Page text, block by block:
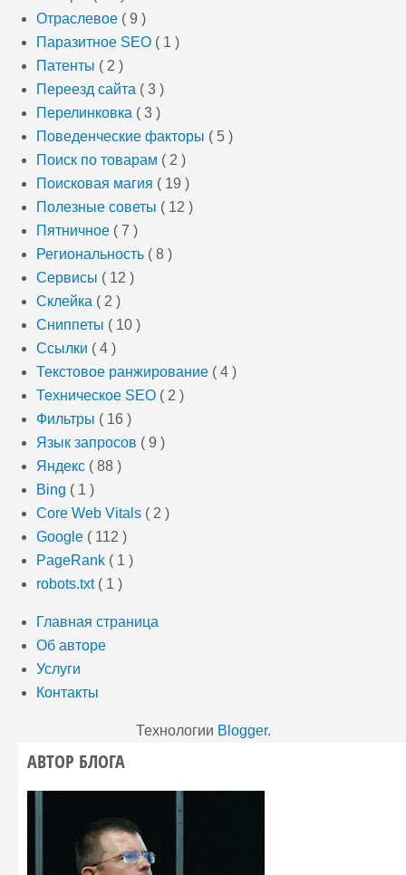
Отраслевое ( 9 )
Паразитное SEO ( 1 )
Патенты ( 2 )
Переезд сайта ( 3 )
Перелинковка ( 3 )
Поведенческие факторы ( 5 )
Поиск по товарам ( 2 )
Поисковая магия ( 19 )
Полезные советы ( 12 )
Пятничное ( 7 )
Региональность ( 8 )
Сервисы ( 12 )
Склейка ( 2 )
Сниппеты ( 10 )
Ссылки ( 4 )
Текстовое ранжирование ( 4 )
Техническое SEO ( 2 )
Фильтры ( 16 )
Язык запросов ( 9 )
Яндекс ( 88 )
Bing ( 1 )
Core Web Vitals ( 2 )
Google ( 112 )
PageRank ( 1 )
robots.txt ( 1 )
Главная страница
Об авторе
Услуги
Контакты
Технологии Blogger.
АВТОР БЛОГА